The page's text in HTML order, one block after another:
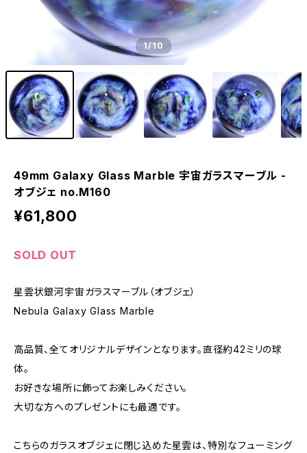
1/10
49mm Galaxy Glass Marble 宇宙ガラスマーブル -
オブジェ no.M160
¥61,800
SOLD OUT
星雲状銀河宇宙ガラスマーブル（オブジェ）
Nebula Galaxy Glass Marble
高品質、全てオリジナルデザインとなります。直径約42ミリの球
体。
お好きな場所に飾ってお楽しみください。
大切な方へのプレゼントにも最適です。
こちらのガラスオブジェに閉じ込めた星雲は、特別なフューミング